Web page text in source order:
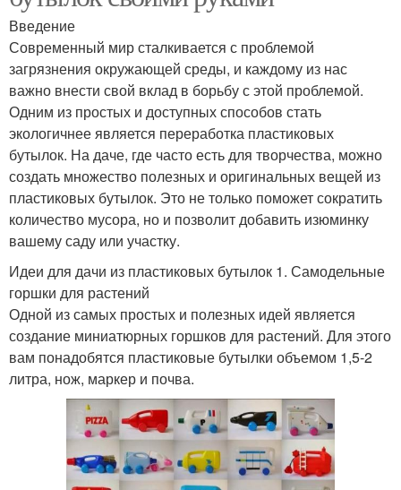
Введение
Современный мир сталкивается с проблемой
загрязнения окружающей среды, и каждому из нас
важно внести свой вклад в борьбу с этой проблемой.
Одним из простых и доступных способов стать
экологичнее является переработка пластиковых
бутылок. На даче, где часто есть для творчества, можно
создать множество полезных и оригинальных вещей из
пластиковых бутылок. Это не только поможет сократить
количество мусора, но и позволит добавить изюминку
вашему саду или участку.
Идеи для дачи из пластиковых бутылок 1. Самодельные
горшки для растений
Одной из самых простых и полезных идей является
создание миниатюрных горшков для растений. Для этого
вам понадобятся пластиковые бутылки объемом 1,5-2
литра, нож, маркер и почва.